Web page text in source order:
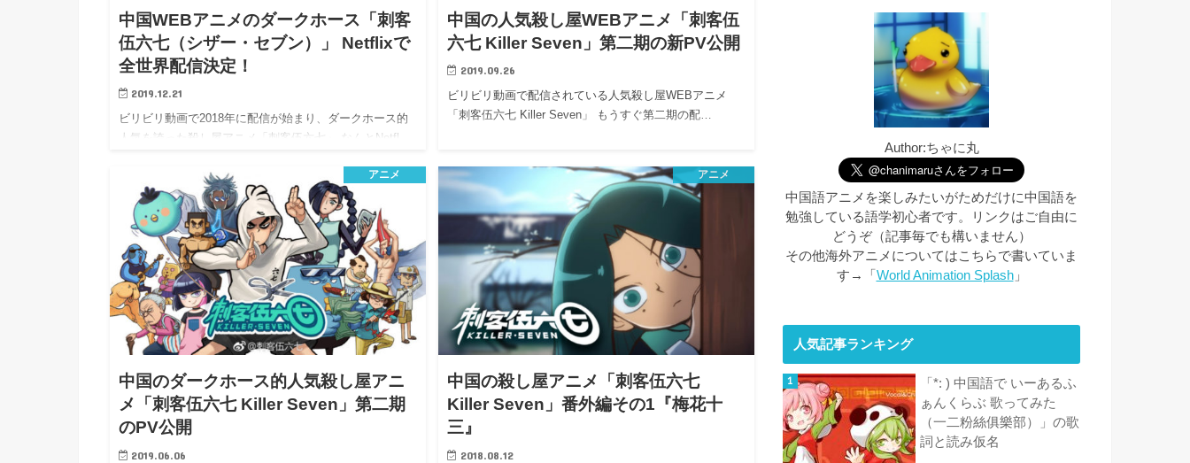
中国WEBアニメのダークホース「刺客
伍六七（シザー・セブン）」 Netflixで
全世界配信決定！
2019.12.21
ビリビリ動画で2018年に配信が始まり、ダークホース的
人気を誇った殺し屋アニメ「刺客伍六七」 なんとNetfl…
中国の人気殺し屋WEBアニメ「刺客伍
六七 Killer Seven」第二期の新PV公開
2019.09.26
ビリビリ動画で配信されている人気殺し屋WEBアニメ
「刺客伍六七 Killer Seven」 もうすぐ第二期の配…
アニメ
中国のダークホース的人気殺し屋アニ
メ「刺客伍六七 Killer Seven」第二期
のPV公開
2019.06.06
アニメ
中国の殺し屋アニメ「刺客伍六七
Killer Seven」番外編その1『梅花十
三』
2018.08.12
Author:ちゃに丸
中国語アニメを楽しみたいがためだけに中国語を
勉強している語学初心者です。リンクはご自由に
どうぞ（記事毎でも構いません）
その他海外アニメについてはこちらで書いていま
す→「 World Animation Splash」
人気記事ランキング
「*: ) 中国語で いーあるふ
ぁんくらぶ 歌ってみた
（一二粉絲俱樂部）」の歌
詞と読み仮名